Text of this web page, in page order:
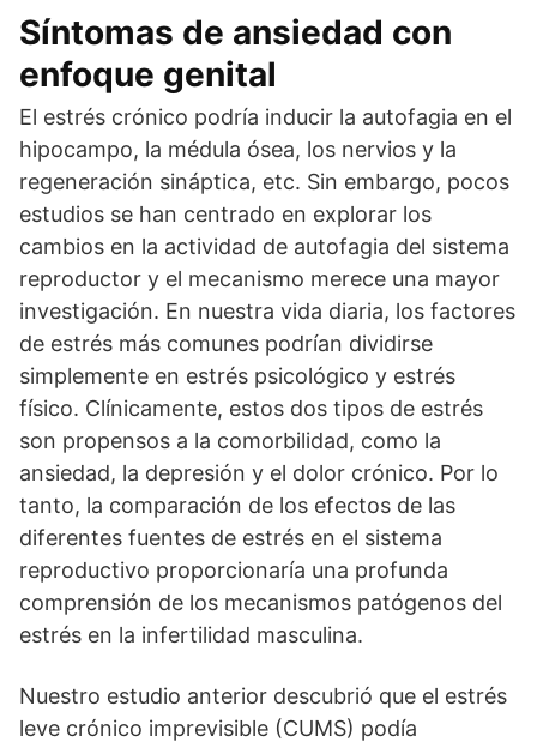
Síntomas de ansiedad con
enfoque genital
El estrés crónico podría inducir la autofagia en el
hipocampo, la médula ósea, los nervios y la
regeneración sináptica, etc. Sin embargo, pocos
estudios se han centrado en explorar los
cambios en la actividad de autofagia del sistema
reproductor y el mecanismo merece una mayor
investigación. En nuestra vida diaria, los factores
de estrés más comunes podrían dividirse
simplemente en estrés psicológico y estrés
físico. Clínicamente, estos dos tipos de estrés
son propensos a la comorbilidad, como la
ansiedad, la depresión y el dolor crónico. Por lo
tanto, la comparación de los efectos de las
diferentes fuentes de estrés en el sistema
reproductivo proporcionaría una profunda
comprensión de los mecanismos patógenos del
estrés en la infertilidad masculina.
Nuestro estudio anterior descubrió que el estrés
leve crónico imprevisible (CUMS) podía